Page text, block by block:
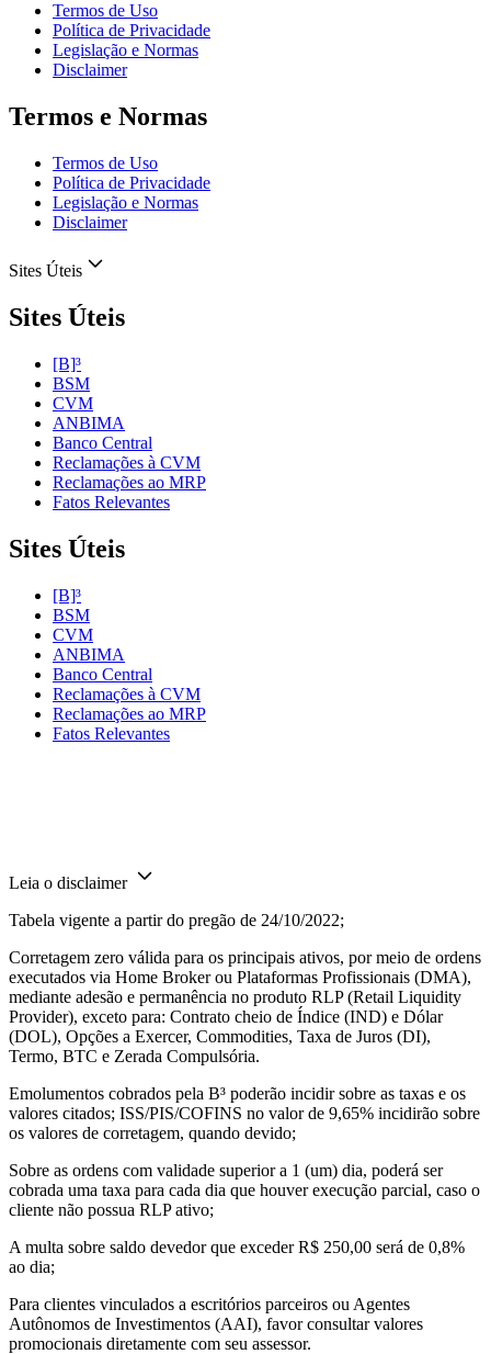
Termos de Uso
Política de Privacidade
Legislação e Normas
Disclaimer
Termos e Normas
Termos de Uso
Política de Privacidade
Legislação e Normas
Disclaimer
Sites Úteis
Sites Úteis
[B]³
BSM
CVM
ANBIMA
Banco Central
Reclamações à CVM
Reclamações ao MRP
Fatos Relevantes
Sites Úteis
[B]³
BSM
CVM
ANBIMA
Banco Central
Reclamações à CVM
Reclamações ao MRP
Fatos Relevantes
Leia o disclaimer
Tabela vigente a partir do pregão de 24/10/2022;
Corretagem zero válida para os principais ativos, por meio de ordens
executados via Home Broker ou Plataformas Profissionais (DMA),
mediante adesão e permanência no produto RLP (Retail Liquidity
Provider), exceto para: Contrato cheio de Índice (IND) e Dólar
(DOL), Opções a Exercer, Commodities, Taxa de Juros (DI),
Termo, BTC e Zerada Compulsória.
Emolumentos cobrados pela B³ poderão incidir sobre as taxas e os
valores citados; ISS/PIS/COFINS no valor de 9,65% incidirão sobre
os valores de corretagem, quando devido;
Sobre as ordens com validade superior a 1 (um) dia, poderá ser
cobrada uma taxa para cada dia que houver execução parcial, caso o
cliente não possua RLP ativo;
A multa sobre saldo devedor que exceder R$ 250,00 será de 0,8%
ao dia;
Para clientes vinculados a escritórios parceiros ou Agentes
Autônomos de Investimentos (AAI), favor consultar valores
promocionais diretamente com seu assessor.